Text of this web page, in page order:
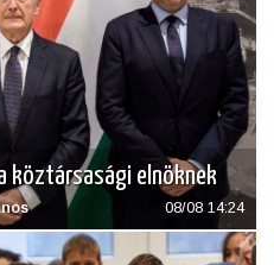
köztársasági elnöknek
08/08 14:24